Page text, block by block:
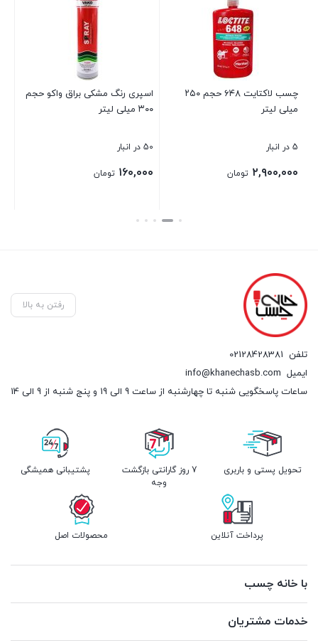
چسب لاکتایت ۶۴۸ حجم ۲۵۰
میلی لیتر
5 در انبار
۲,۹۰۰,۰۰۰ تومان
اسپری رنگ مشکی براق واکو حجم
۳۰۰ میلی لیتر
50 در انبار
۱۶۰,۰۰۰ تومان
بستن
رفتن به بالا
تلفن 02128428381
ایمیل info@khanechasb.com
ساعات پاسخگویی شنبه تا چهارشنبه از ساعت 9 الی 19 و پنج شنبه از 9 الی 14
تحویل پستی و باربری
7 روز گارانتی بازگشت
وجه
پشتیبانی همیشگی
پرداخت آنلاین محصولات اصل
با خانه چسب
خدمات مشتریان